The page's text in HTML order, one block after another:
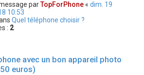
parTopForPhone« dim. 19
10:53
Quel téléphone choisir ?
: 2
avec un bon appareil photo
euros)